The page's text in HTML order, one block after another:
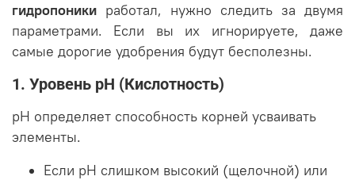
гидропоники работал, нужно следить за двумя
параметрами. Если вы их игнорируете, даже
самые дорогие удобрения будут бесполезны.
1. Уровень pH (Кислотность)
pH определяет способность корней усваивать
элементы.
Если pH слишком высокий (щелочной) или